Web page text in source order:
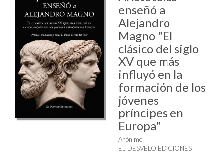
enseñó a
Alejandro
Magno "El
clásico del siglo
XV que más
influyó en la
formación de los
jóvenes
príncipes en
Europa"
Anónimo
EL DESVELO EDICIONES